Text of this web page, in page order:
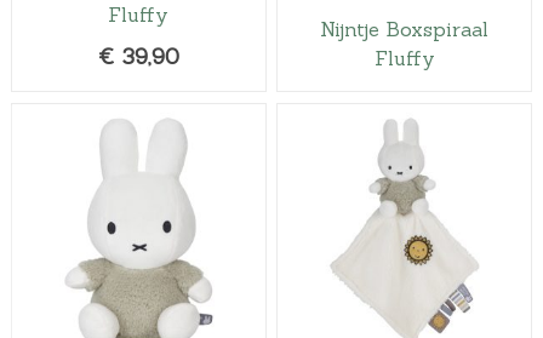
Fluffy
€ 39,90
Nijntje Boxspiraal
Fluffy